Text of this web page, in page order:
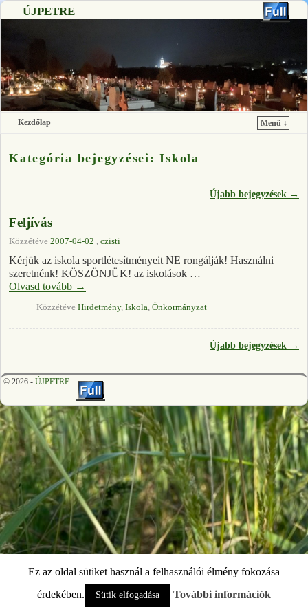
ÚJPETRE
Kezdőlap
Menü ↓
Kategória bejegyzései:Iskola
Újabb bejegyzések →
Feljívás
Közzétéve 2007-04-02 czisti
Kérjük az iskola sportlétesítményeit NE rongálják! Használni
szeretnénk! KÖSZÖNJÜK! az iskolások …
Olvasd tovább →
Közzétéve Hirdetmény, Iskola Önkormányzat
Újabb bejegyzések →
© 2026 - ÚJPETRE
Ez az oldal sütiket használ a felhasználói élmény fokozása
érdekében.
Sütik elfogadása További információk